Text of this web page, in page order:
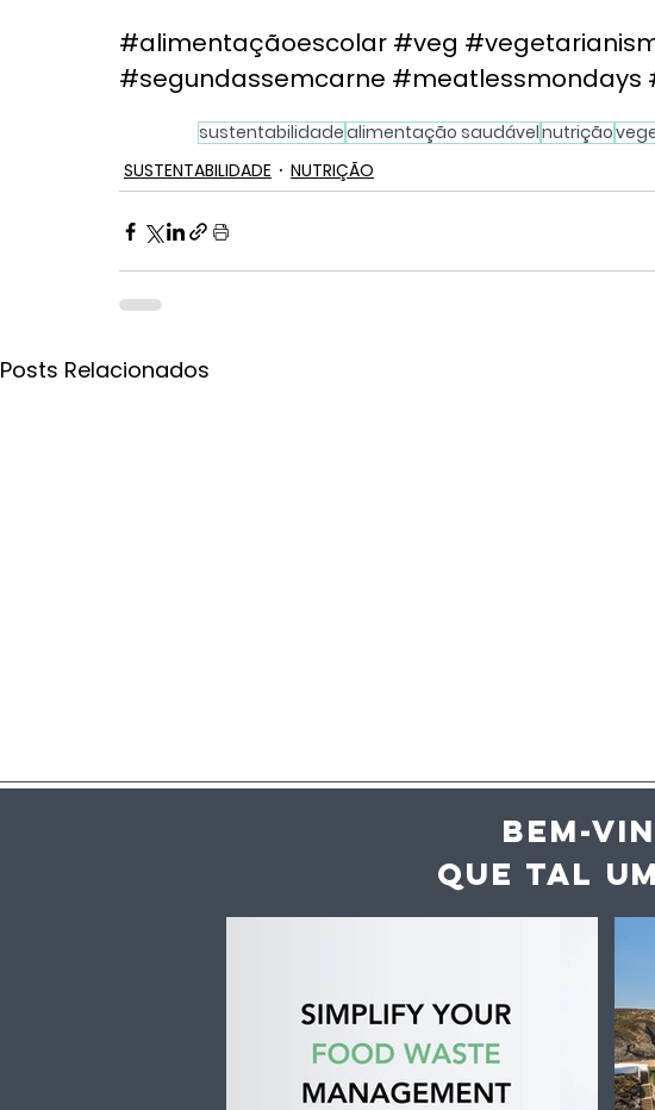
#alimentaçãoescolar #veg
#segundassemcarne #meatlessmondays
sustentabilidadealimentação saudávelnutrição
SUSTENTABILIDADE
NUTRIÇÃO
Posts Relacionados
Vaga de calor agrava
desperdício
acelera a
dos alimentos
BEM-
QUE TAL